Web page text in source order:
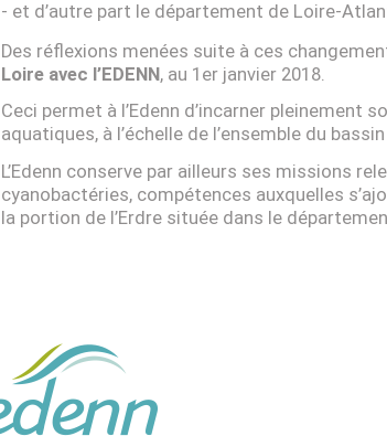
et d’autre part le département de Loire-
Des réflexions menées suite à ces
Loire avec l’EDENN, au 1er janvier 2018.
Ceci permet à l’Edenn d’incarner
aquatiques, à l’échelle de l’ensemble du
L’Edenn conserve par ailleurs ses missions
cyanobactéries, compétences auxquelles
la portion de l’Erdre située dans le